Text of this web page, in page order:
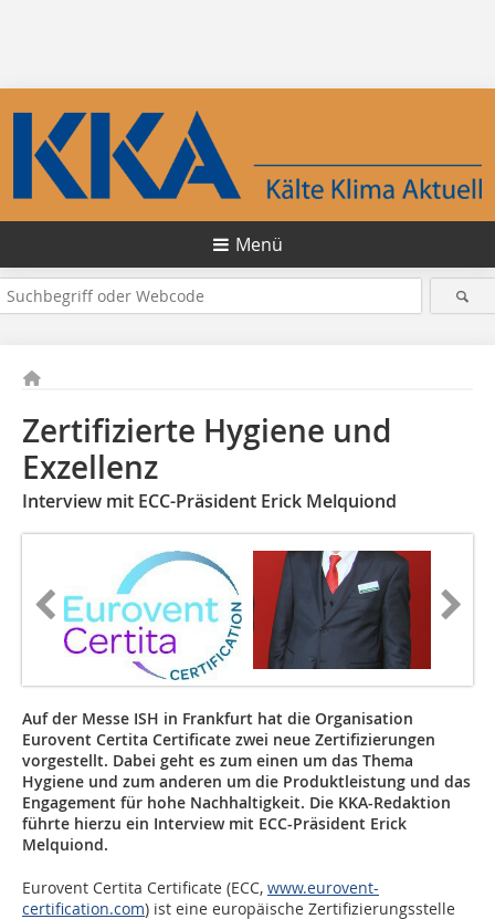
Menü
Zertifizierte Hygiene und
Exzellenz
Interview mit ECC-Präsident Erick Melquiond
Auf der Messe ISH in Frankfurt hat die Organisation
Eurovent Certita Certificate zwei neue Zertifizierungen
vorgestellt. Dabei geht es zum einen um das Thema
Hygiene und zum anderen um die Produktleistung und das
Engagement für hohe Nachhaltigkeit. Die KKA-Redaktion
führte hierzu ein Interview mit ECC-Präsident Erick
Melquiond.
Eurovent Certita Certificate (ECC, www.eurovent-
certification.com) ist eine europäische Zertifizierungsstelle